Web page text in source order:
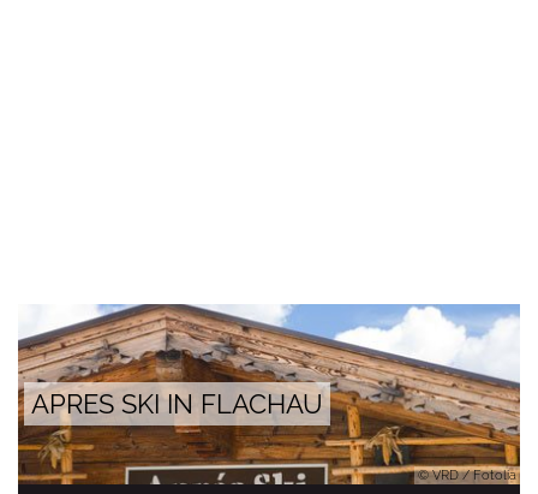
© VRD / Fotolia
APRES SKI IN FLACHAU